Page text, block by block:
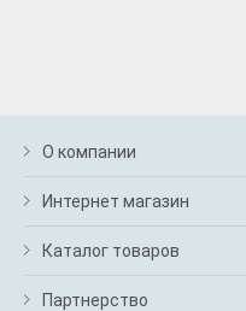
О компании
Интернет магазин
Каталог товаров
Партнерство